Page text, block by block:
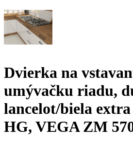
Dvierka na
umývačku riadu,
lancelot/biela
HG, VEGA ZM